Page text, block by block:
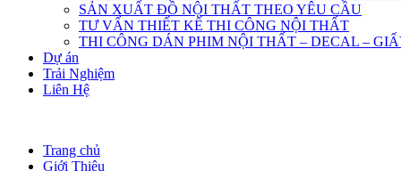
SẢN XUẤT ĐỒ NỘI THẤT THEO YÊU CẦU
TƯ VẤN THIẾT KẾ THI CÔNG NỘI THẤT
THI CÔNG DÁN PHIM NỘI THẤT – DECAL –
Dự án
Trải Nghiệm
Liên Hệ
Trang chủ
Giới Thiệu